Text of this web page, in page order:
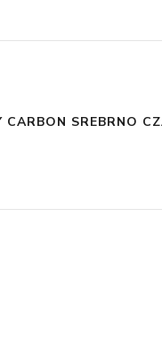
SREBRNO